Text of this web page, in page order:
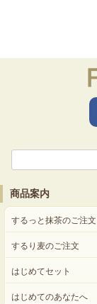
商品案内
するっと抹茶のご注文
するり麦のご注文
はじめてセット
はじめてのあなたへ